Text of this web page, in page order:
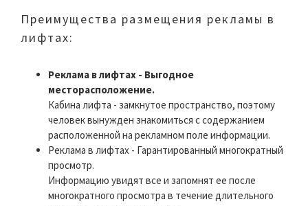
Преимущества размещения рекламы в
лифтах:
Реклама в лифтах - Выгодное
месторасположение.
Кабина лифта - замкнутое пространство, поэтому
человек вынужден знакомиться с содержанием
расположенной на рекламном поле информации.
Реклама в лифтах - Гарантированный многократный
просмотр.
Информацию увидят все и запомнят ее после
многократного просмотра в течение длительного